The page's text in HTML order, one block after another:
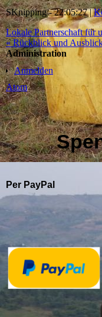
SKnipping - 22:05:27 |
Lokale Partnerschaft für
« Rückblick und
Administration
Anmelden
Atom
Per PayPal